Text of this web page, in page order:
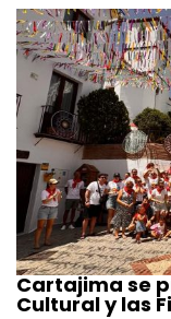
Cartajima se
Cultural y las